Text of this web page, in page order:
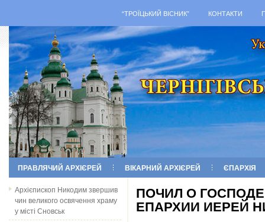
“ТРОЇЦЬКИЙ ВІСНИК” КОНТАКТИ
ПРАВЛЯЧИЙ АРХІЄРЕЙ ВІКАРНИЙ АРХІЄРЕЙ ЄПАРХІЯ
Архієпископ Никодим звершив
чин великого освячення храму
у місті Сновськ
ПОЧИЛ О
ЕПАРХИИ ИЕРЕЙ